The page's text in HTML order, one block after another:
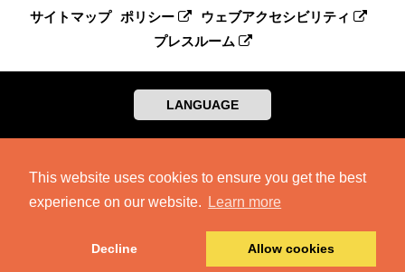
This website uses cookies to ensure you get the best
experience on our website.
Learn more
Decline Allow cookies
サイトマップ ポリシー
ウェブアクセシビリティ
プレスルーム
LANGUAGE